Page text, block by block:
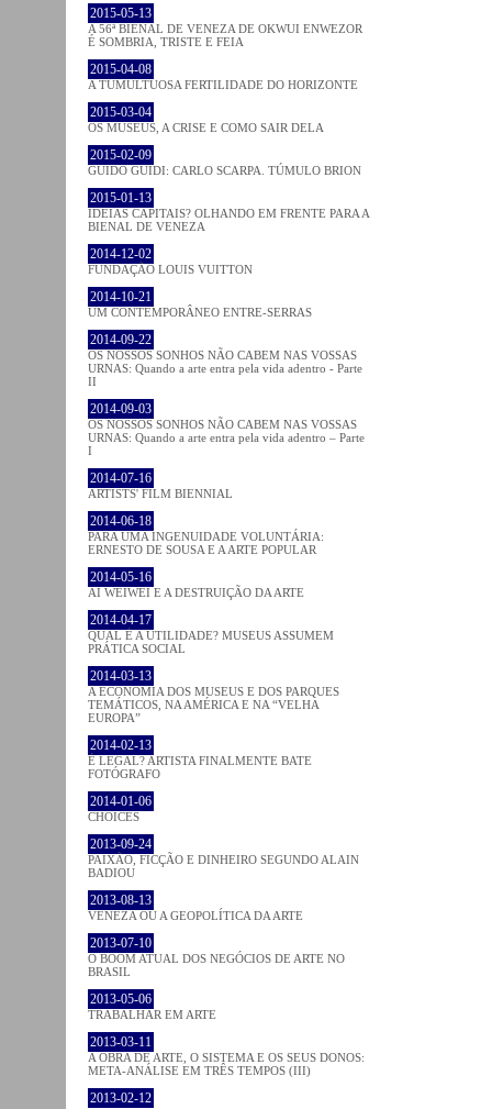
2015-05-13
A 56ª BIENAL DE VENEZA DE OKWUI ENWEZOR
É SOMBRIA, TRISTE E FEIA
2015-04-08
A TUMULTUOSA FERTILIDADE DO HORIZONTE
2015-03-04
OS MUSEUS, A CRISE E COMO SAIR DELA
2015-02-09
GUIDO GUIDI: CARLO SCARPA. TÚMULO BRION
2015-01-13
IDEIAS CAPITAIS? OLHANDO EM FRENTE PARA A
BIENAL DE VENEZA
2014-12-02
FUNDAÇÃO LOUIS VUITTON
2014-10-21
UM CONTEMPORÂNEO ENTRE-SERRAS
2014-09-22
OS NOSSOS SONHOS NÃO CABEM NAS VOSSAS
URNAS: Quando a arte entra pela vida adentro - Parte
II
2014-09-03
OS NOSSOS SONHOS NÃO CABEM NAS VOSSAS
URNAS: Quando a arte entra pela vida adentro – Parte
I
2014-07-16
ARTISTS' FILM BIENNIAL
2014-06-18
PARA UMA INGENUIDADE VOLUNTÁRIA:
ERNESTO DE SOUSA E A ARTE POPULAR
2014-05-16
AI WEIWEI E A DESTRUIÇÃO DA ARTE
2014-04-17
QUAL É A UTILIDADE? MUSEUS ASSUMEM
PRÁTICA SOCIAL
2014-03-13
A ECONOMIA DOS MUSEUS E DOS PARQUES
TEMÁTICOS, NA AMÉRICA E NA “VELHA
EUROPA”
2014-02-13
É LEGAL? ARTISTA FINALMENTE BATE
FOTÓGRAFO
2014-01-06
CHOICES
2013-09-24
PAIXÃO, FICÇÃO E DINHEIRO SEGUNDO ALAIN
BADIOU
2013-08-13
VENEZA OU A GEOPOLÍTICA DA ARTE
2013-07-10
O BOOM ATUAL DOS NEGÓCIOS DE ARTE NO
BRASIL
2013-05-06
TRABALHAR EM ARTE
2013-03-11
A OBRA DE ARTE, O SISTEMA E OS SEUS DONOS:
META-ANÁLISE EM TRÊS TEMPOS (III)
2013-02-12